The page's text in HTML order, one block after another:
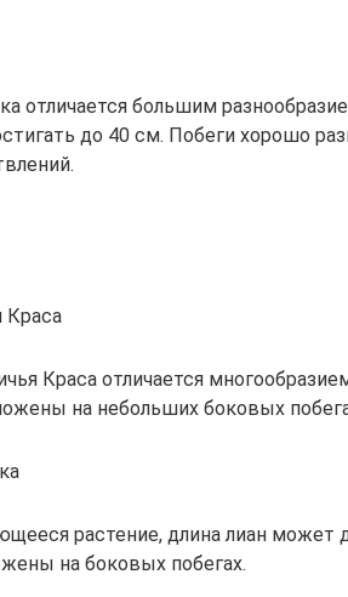
отличается большим
до 40 см. Побеги хорошо
Краса
Краса отличается
на небольших боковых
растение, длина лиан может
на боковых побегах.